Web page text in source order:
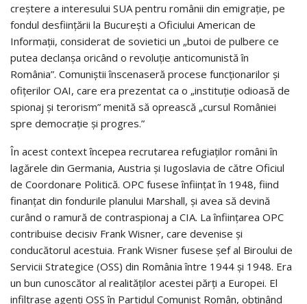
creştere a interesului SUA pentru românii din emigraţie, pe
fondul desfiinţării la București a Oficiului American de
Informaţii, considerat de sovietici un „butoi de pulbere ce
putea declanşa oricând o revoluţie anticomunistă în
România”. Comuniștii înscenaseră procese funcționarilor și
ofițerilor OAI, care era prezentat ca o „instituţie odioasă de
spionaj şi terorism” menită să oprească „cursul României
spre democraţie şi progres.”
În acest context începea recrutarea refugiaţilor români în
lagărele din Germania, Austria și Iugoslavia de către Oficiul
de Coordonare Politică. OPC fusese înființat în 1948, fiind
finanţat din fondurile planului Marshall, și avea să devină
curând o ramură de contraspionaj a CIA. La înființarea OPC
contribuise decisiv Frank Wisner, care devenise și
conducătorul acestuia. Frank Wisner fusese şef al Biroului de
Servicii Strategice (OSS) din România între 1944 și 1948. Era
un bun cunoscător al realităţilor acestei părţi a Europei. El
infiltrase agenți OSS în Partidul Comunist Român, obținând